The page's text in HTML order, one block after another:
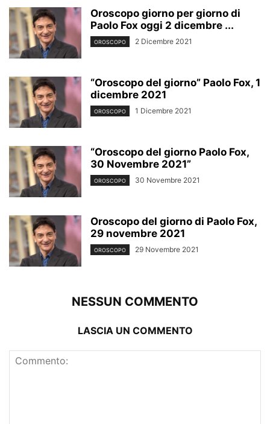
Oroscopo giorno per giorno di
Paolo Fox oggi 2 dicembre ...
OROSCOPO 2 Dicembre 2021
“Oroscopo del giorno” Paolo Fox, 1
dicembre 2021
OROSCOPO 1 Dicembre 2021
“Oroscopo del giorno Paolo Fox,
30 Novembre 2021”
OROSCOPO 30 Novembre 2021
Oroscopo del giorno di Paolo Fox,
29 novembre 2021
OROSCOPO 29 Novembre 2021
NESSUN COMMENTO
LASCIA UN COMMENTO